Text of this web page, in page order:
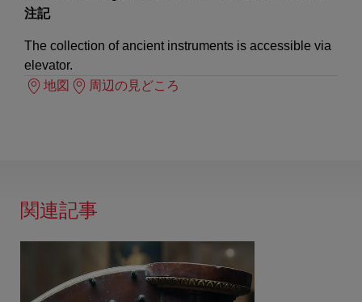
注記
The collection of ancient instruments is accessible via
elevator.
地図
周辺の見どころ
関連記事